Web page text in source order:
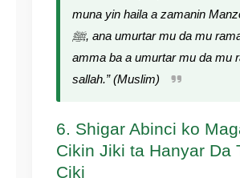
muna yin haila a zamanin
ﷺ, ana umurtar mu da mu rama azumi,
amma ba a umurtar mu da mu
sallah.” (Muslim)
6. Shigar Abinci ko
Cikin Jiki ta Hanyar Da
Ciki